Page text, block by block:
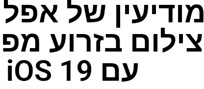
מודיעין של
צילום בזרוע
עם iOS 19 – הנה איך